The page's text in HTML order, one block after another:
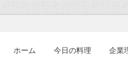
ホーム 今日の料理 企業